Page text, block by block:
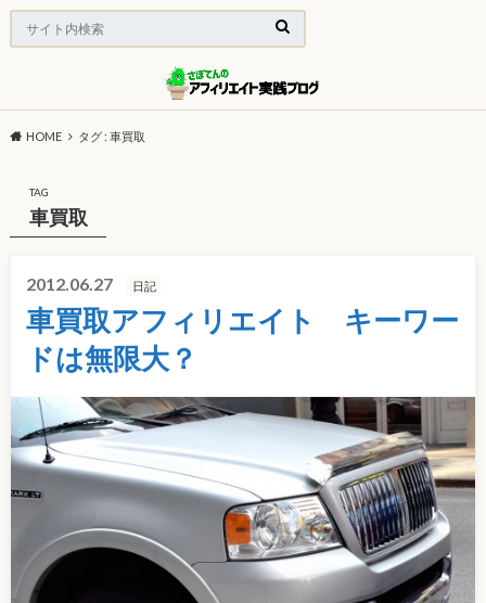
HOME タグ : 車買取
TAG
車買取
2012.06.27 日記
車買取アフィリエイト キーワー
ドは無限大？